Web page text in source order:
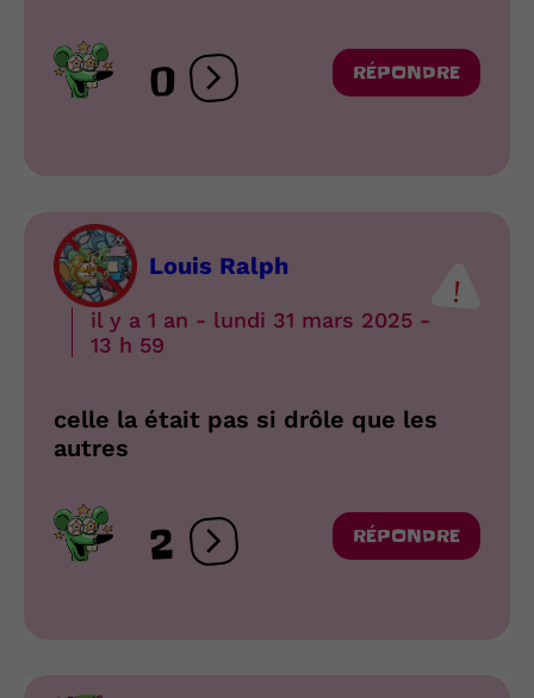
0 Ouvrir les réactions
RÉPONDRE
Louis Ralph
il y a 1 an - lundi 31 mars 2025 -
13 h 59
celle la était pas si drôle que les
autres
2 Ouvrir les réactions
RÉPONDRE